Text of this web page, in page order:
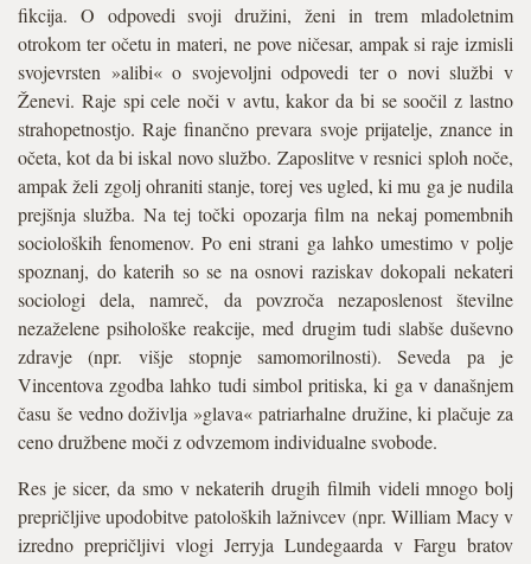
fikcija. O odpovedi svoji družini, ženi in trem mladoletnim
otrokom ter očetu in materi, ne pove ničesar, ampak si raje izmisli
svojevrsten »alibi« o svojevoljni odpovedi ter o novi službi v
Ženevi. Raje spi cele noči v avtu, kakor da bi se soočil z lastno
strahopetnostjo. Raje finančno prevara svoje prijatelje, znance in
očeta, kot da bi iskal novo službo. Zaposlitve v resnici sploh noče,
ampak želi zgolj ohraniti stanje, torej ves ugled, ki mu ga je nudila
prejšnja služba. Na tej točki opozarja film na nekaj pomembnih
socioloških fenomenov. Po eni strani ga lahko umestimo v polje
spoznanj, do katerih so se na osnovi raziskav dokopali nekateri
sociologi dela, namreč, da povzroča nezaposlenost številne
nezaželene psihološke reakcije, med drugim tudi slabše duševno
zdravje (npr. višje stopnje samomorilnosti). Seveda pa je
Vincentova zgodba lahko tudi simbol pritiska, ki ga v današnjem
času še vedno doživlja »glava« patriarhalne družine, ki plačuje za
ceno družbene moči z odvzemom individualne svobode.
Res je sicer, da smo v nekaterih drugih filmih videli mnogo bolj
prepričljive upodobitve patoloških lažnivcev (npr. William Macy v
izredno prepričljivi vlogi Jerryja Lundegaarda v Fargu bratov